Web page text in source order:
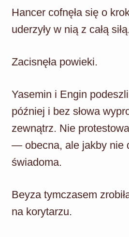
Hancer cofnęła się o
uderzyły w nią z całą
Zacisnęła powieki.
Yasemin i Engin
później i bez słowa
zewnątrz. Nie
— obecna, ale jakby nie
świadoma.
Beyza tymczasem
na korytarzu.